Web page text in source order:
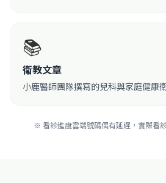
📚
衛教文章
小鹿醫師團隊撰寫的兒科與家庭健康
※ 看診進度雲端號碼偶有延遲，實際看